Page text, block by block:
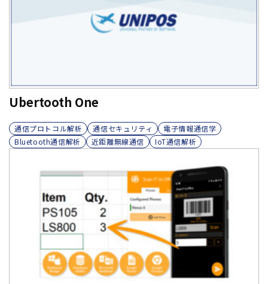
Ubertooth One
通信プロトコル解析 通信セキュリティ
電子情報通信学
Bluetooth通信解析
近距離無線通信 IoT通信解析